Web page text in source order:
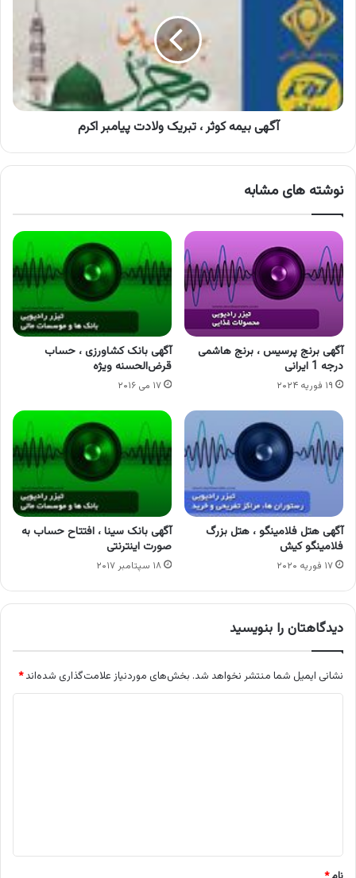
کوثر
،
تبریک
ولادت
پیامبر
اکرم
آگهی بیمه کوثر ، تبریک ولادت پیامبر اکرم
نوشته های مشابه
آگهی برنج پرسیس ، برنج هاشمی
درجه 1 ایرانی
۱۹ فوریه ۲۰۲۴
آگهی بانک کشاورزی ، حساب
قرض‌الحسنه ویژه
۱۷ می ۲۰۱۶
آگهی هتل فلامینگو ، هتل بزرگ
فلامینگو کیش
۱۷ فوریه ۲۰۲۰
آگهی بانک سینا ، افتتاح حساب به
صورت اینترنتی
۱۸ سپتامبر ۲۰۱۷
دیدگاهتان را بنویسید
نشانی ایمیل شما منتشر نخواهد شد. بخش‌های موردنیاز علامت‌گذاری شده‌اند*